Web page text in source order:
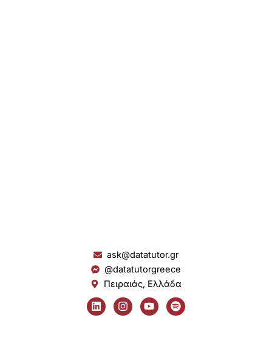
ask@datatutor.gr
@datatutorgreece
Πειραιάς, Ελλάδα
L
i
n
I
n
s
Y
o
u
S
p
o